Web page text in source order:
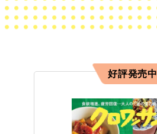
好評発売中